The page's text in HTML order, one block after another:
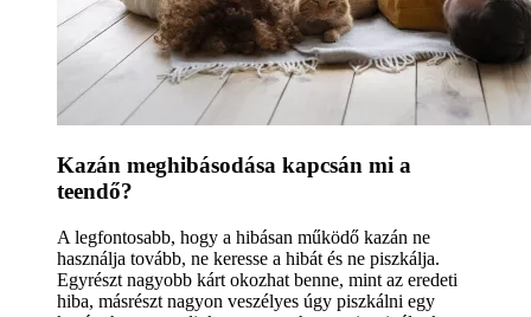
Kazán meghibásodása kapcsán mi a
teendő?
A legfontosabb, hogy a hibásan működő kazán ne
használja tovább, ne keresse a hibát és ne piszkálja.
Egyrészt nagyobb kárt okozhat benne, mint az eredeti
hiba, másrészt nagyon veszélyes úgy piszkálni egy